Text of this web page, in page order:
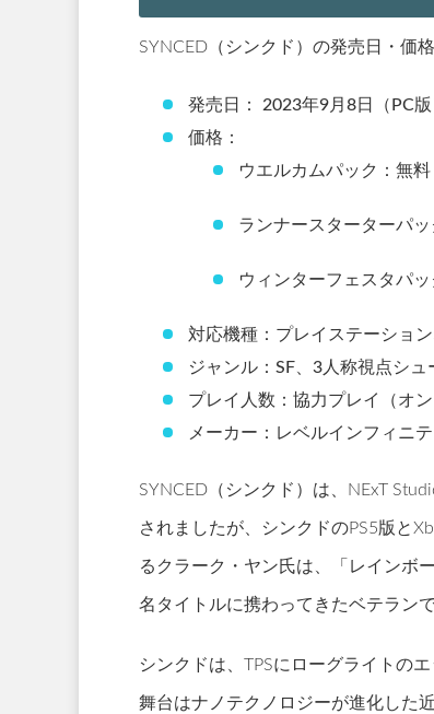
SYNCED（シンクド）の発売日・価
発売日： 2023年9月8日（PC
価格：
ウエルカムパック：無料
ランナースターターパッ
ウィンターフェスタパッ
対応機種：プレイステーショ
ジャンル：SF、3人称視点シ
プレイ人数：協力プレイ（オン
メーカー：レベルインフィニ
SYNCED（シンクド）は、NExT
されましたが、シンクドのPS5版と
るクラーク・ヤン氏は、「レインボ
名タイトルに携わってきたベテラン
シンクドは、TPSにローグライトの
舞台はナノテクノロジーが進化した